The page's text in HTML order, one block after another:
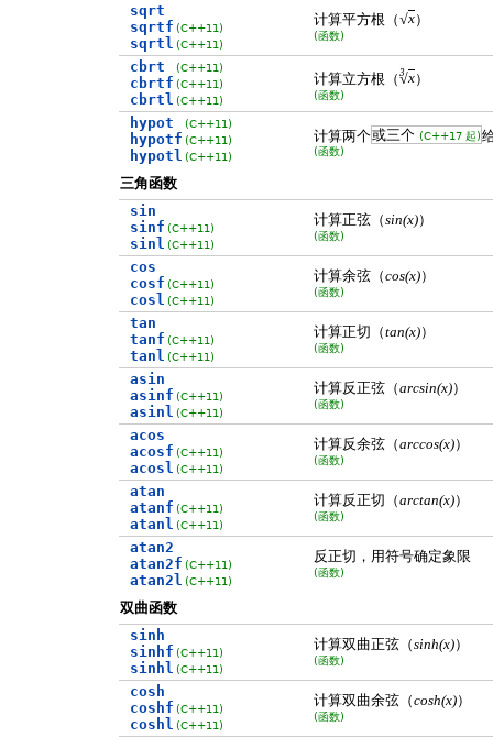
sqrt
sqrtf
sqrtl
(C++11)
(C++11)
计算平方根（√x）
(函数)
cbrt
cbrtf
cbrtl
(C++11)
(C++11)
(C++11)
计算立方根（ 3
√x）
(函数)
hypot
hypotf
hypotl
(C++11)
(C++11)
(C++11)
计算两个或三个 (C++17 起)
(函数)
三角函数
sin
sinf
sinl
(C++11)
(C++11)
计算正弦（sin(x)）
(函数)
cos
cosf
cosl
(C++11)
(C++11)
计算余弦（cos(x)）
(函数)
tan
tanf
tanl
(C++11)
(C++11)
计算正切（tan(x)）
(函数)
asin
asinf
asinl
(C++11)
(C++11)
计算反正弦（arcsin(x)）
(函数)
acos
acosf
acosl
(C++11)
(C++11)
计算反余弦（arccos(x)）
(函数)
atan
atanf
atanl
(C++11)
(C++11)
计算反正切（arctan(x)）
(函数)
atan2
atan2f
atan2l
(C++11)
(C++11)
反正切，用符号确定象限
(函数)
双曲函数
sinh
sinhf
sinhl
(C++11)
(C++11)
计算双曲正弦（sinh(x)）
(函数)
cosh
coshf
coshl
(C++11)
(C++11)
计算双曲余弦（cosh(x)）
(函数)